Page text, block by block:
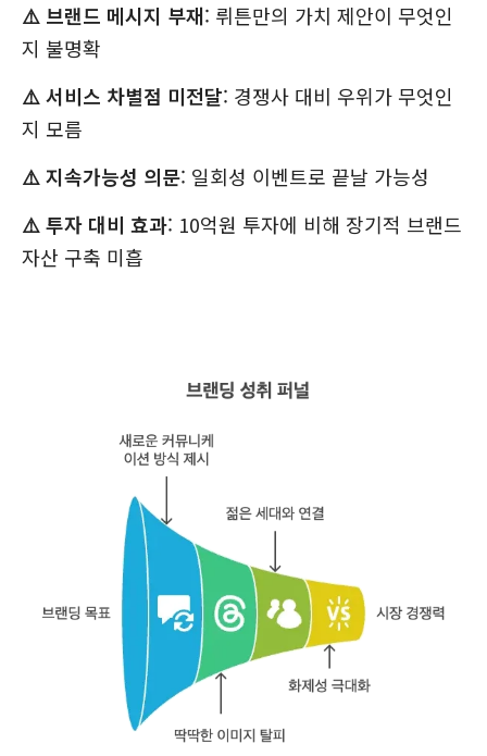
⚠️ 브랜드 메시지 부재: 뤼튼만의 가치 제안이 무엇인
지 불명확
⚠️ 서비스 차별점 미전달: 경쟁사 대비 우위가 무엇인
지 모름
⚠️ 지속가능성 의문: 일회성 이벤트로 끝날 가능성
⚠️ 투자 대비 효과: 10억원 투자에 비해 장기적 브랜드
자산 구축 미흡